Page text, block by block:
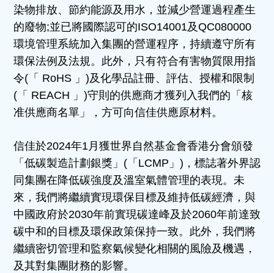
染物排放、節約能源及用水，並減少營運過程產生
的廢物;並已將國際認可的ISO14001及QC080000
環境管理系統加入集團的營運程序，持續遵守所有
環保法例及法規。此外，只有符合有害物質限用指
令(「 RoHS 」)及化學品註冊、評估、授權和限制
(「 REACH 」)守則的供應商才獲列入我們的「核
准供應商名單」，方可向信佳供應原材料。
信佳於2024年1月獲世界自然基金會香港分會頒發
「低碳製造計劃銀獎」(「LCMP」)，標誌著外界認
同集團在降低碳強度及溫室氣體管理的表現。未
來，我們將繼續實現環保目標及維持低碳經濟，與
中國政府於2030年前實現碳達峰及於2060年前達致
碳中和的目標及環保政策保持一致。此外，我們將
繼續密切管理和監察氣候變化相關的風險及機遇，
及其對集團財務的影響。